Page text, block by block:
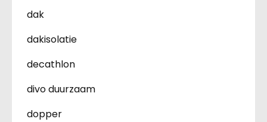
dak
dakisolatie
decathlon
divo duurzaam
dopper